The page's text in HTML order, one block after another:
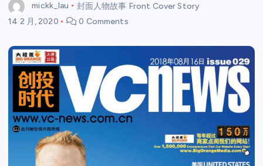
mickk_lau
封面人物故事 Front Cover Story
14 2 月, 2020
0 Comments